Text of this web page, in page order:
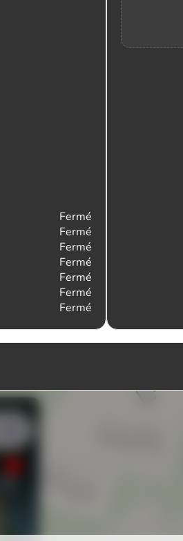
Fermé
Fermé
Fermé
Fermé
Fermé
Fermé
Fermé